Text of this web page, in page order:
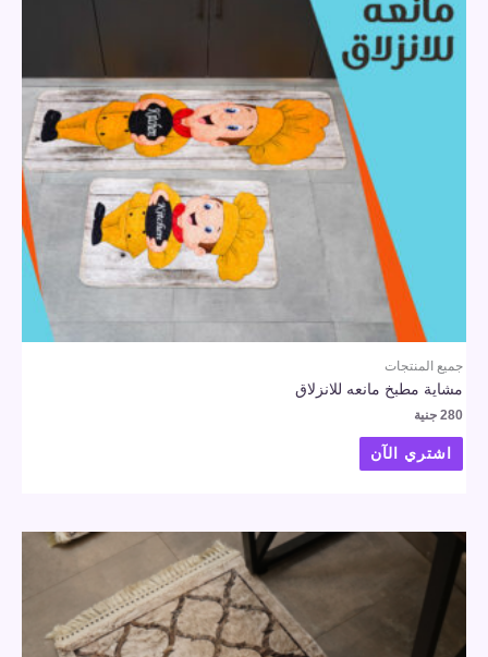
جميع المنتجات
مشاية مطبخ مانعه للانزلاق
280 جنية
اشتري الآن